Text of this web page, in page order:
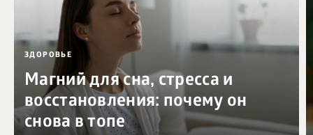
ЗДОРОВЬЕ
Магний для сна, стресса и
восстановления: почему он
снова в топе